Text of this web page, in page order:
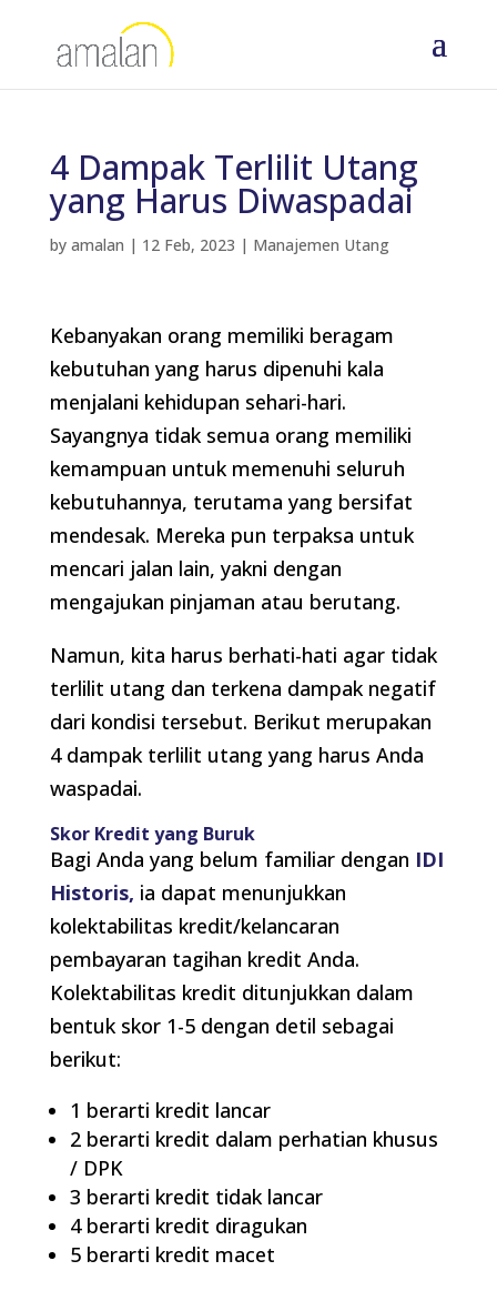
4 Dampak Terlilit Utang
yang Harus Diwaspadai
by amalan | 12 Feb, 2023 | Manajemen Utang
Kebanyakan orang memiliki beragam
kebutuhan yang harus dipenuhi kala
menjalani kehidupan sehari-hari.
Sayangnya tidak semua orang memiliki
kemampuan untuk memenuhi seluruh
kebutuhannya, terutama yang bersifat
mendesak. Mereka pun terpaksa untuk
mencari jalan lain, yakni dengan
mengajukan pinjaman atau berutang.
Namun, kita harus berhati-hati agar tidak
terlilit utang dan terkena dampak negatif
dari kondisi tersebut. Berikut merupakan
4 dampak terlilit utang yang harus Anda
waspadai.
Skor Kredit yang Buruk
Bagi Anda yang belum familiar dengan IDI
Historis, ia dapat menunjukkan
kolektabilitas kredit/kelancaran
pembayaran tagihan kredit Anda.
Kolektabilitas kredit ditunjukkan dalam
bentuk skor 1-5 dengan detil sebagai
berikut:
1 berarti kredit lancar
2 berarti kredit dalam perhatian khusus
/ DPK
3 berarti kredit tidak lancar
4 berarti kredit diragukan
5 berarti kredit macet